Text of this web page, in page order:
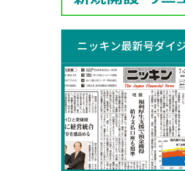
ニッキン最新号ダイ